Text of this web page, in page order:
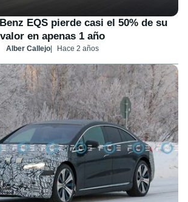
EQS pierde casi el 50% de su
valor en apenas 1 año
Alber Callejo Hace 2 años